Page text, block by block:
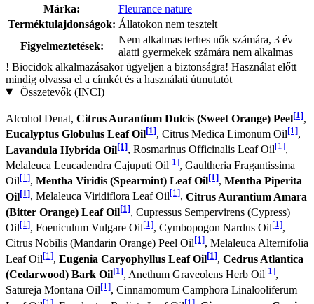
Márka:
Fleurance nature
Terméktulajdonságok: Állatokon nem tesztelt
Figyelmeztetések:
Nem alkalmas terhes nők számára, 3 év
alatti gyermekek számára nem alkalmas
! Biocidok alkalmazásakor ügyeljen a biztonságra! Használat előtt
mindig olvassa el a címkét és a használati útmutatót
Összetevők (INCI)
Alcohol Denat, Citrus Aurantium Dulcis (Sweet Orange) Peel[1],
Eucalyptus Globulus Leaf Oil[1], Citrus Medica Limonum Oil[1],
Lavandula Hybrida Oil[1], Rosmarinus Officinalis Leaf Oil[1],
Melaleuca Leucadendra Cajuputi Oil[1], Gaultheria Fragantissima
Oil[1], Mentha Viridis (Spearmint) Leaf Oil[1], Mentha Piperita
Oil[1], Melaleuca Viridiflora Leaf Oil[1], Citrus Aurantium Amara
(Bitter Orange) Leaf Oil[1], Cupressus Sempervirens (Cypress)
Oil[1], Foeniculum Vulgare Oil[1], Cymbopogon Nardus Oil[1],
Citrus Nobilis (Mandarin Orange) Peel Oil[1], Melaleuca Alternifolia
Leaf Oil[1], Eugenia Caryophyllus Leaf Oil[1], Cedrus Atlantica
(Cedarwood) Bark Oil[1], Anethum Graveolens Herb Oil[1],
Satureja Montana Oil[1], Cinnamomum Camphora Linalooliferum